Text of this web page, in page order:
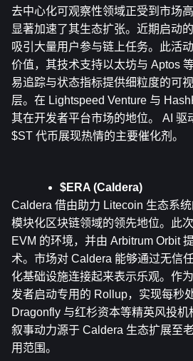
去中心化可观察性领域正受到市场
显著加速了其生态扩张。近期启动
吸引大量用户参与链上任务。此活
价值，其技术支持以太坊与 Aptos
易追踪与状态指标提供细粒度的可
层。在 Lightspeed Venture 与
其在开发者平台市场的地位。 AI
$ST 代币展现热情的主要催化剂。
$ERA (Caldera)
Caldera 借由助力 Litecoin 生态系
模块化区块链领域的领先地位。此
EVM 的环境，并由 Arbitrum Orbit
术。市场对 Caldera 能够通过无信
化基础设施连接起来表示乐观。作
发者启动专用的 Rollup，实现每秒
Dragonfly 与红杉资本等精英风投
叙事动力源于 Caldera 生态扩展至
用范围。